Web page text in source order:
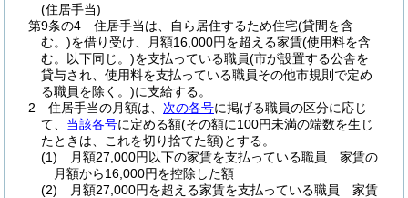
(住居手当)
第9条の4
住居手当は、自ら居住するため住宅(貸間を含
む。)を借り受け、月額16,000円を超える家賃(使用料を含
む。以下同じ。)を支払っている職員(市が設置する公舎を
貸与され、使用料を支払っている職員その他市規則で定め
る職員を除く。)に支給する。
2
住居手当の月額は、 次の各号に掲げる職員の区分に応じ
て、 当該各号に定める額(その額に100円未満の端数を生じ
たときは、これを切り捨てた額)とする。
(1)
月額27,000円以下の家賃を支払っている職員 家賃の
月額から16,000円を控除した額
(2)
月額27,000円を超える家賃を支払っている職員 家賃